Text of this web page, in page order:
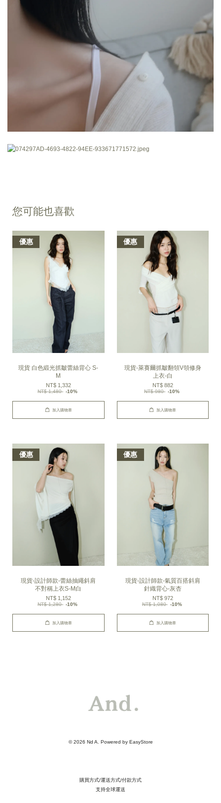
您可能也喜歡
優惠
現貨 白色緞光抓皺蕾絲背心 S-
M
NT$ 1,332
NT$ 1,480 -10%
加入購物車
優惠
現貨-萊賽爾抓皺翻領V領修身
上衣-白
NT$ 882
NT$ 980 -10%
加入購物車
優惠
現貨-設計師款-蕾絲抽繩斜肩
不對稱上衣S-M白
NT$ 1,152
NT$ 1,280 -10%
加入購物車
優惠
現貨-設計師款-氣質百搭斜肩
針織背心-灰杏
NT$ 972
NT$ 1,080 -10%
加入購物車
© 2026 Nd A. Powered by EasyStore
購買方式/運送方式/付款方式
支持全球運送